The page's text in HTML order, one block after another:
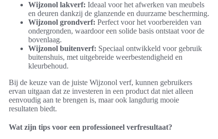
Wijzonol lakverf: Ideaal voor het afwerken van meubels
en deuren dankzij de glanzende en duurzame bescherming.
Wijzonol grondverf: Perfect voor het voorbereiden van
ondergronden, waardoor een solide basis ontstaat voor de
bovenlaag.
Wijzonol buitenverf: Speciaal ontwikkeld voor gebruik
buitenshuis, met uitgebreide weerbestendigheid en
kleurbehoud.
Bij de keuze van de juiste Wijzonol verf, kunnen gebruikers
ervan uitgaan dat ze investeren in een product dat niet alleen
eenvoudig aan te brengen is, maar ook langdurig mooie
resultaten biedt.
Wat zijn tips voor een professioneel verfresultaat?